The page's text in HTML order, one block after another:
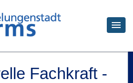
Fachkraft -